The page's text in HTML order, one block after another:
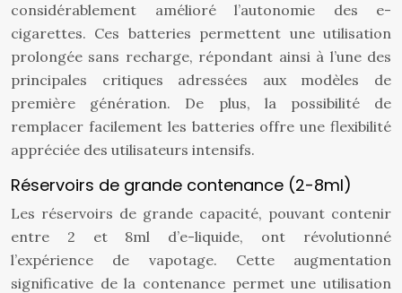
considérablement amélioré l’autonomie des e-
cigarettes. Ces batteries permettent une utilisation
prolongée sans recharge, répondant ainsi à l’une des
principales critiques adressées aux modèles de
première génération. De plus, la possibilité de
remplacer facilement les batteries offre une flexibilité
appréciée des utilisateurs intensifs.
Réservoirs de grande contenance (2-8ml)
Les réservoirs de grande capacité, pouvant contenir
entre 2 et 8ml d’e-liquide, ont révolutionné
l’expérience de vapotage. Cette augmentation
significative de la contenance permet une utilisation